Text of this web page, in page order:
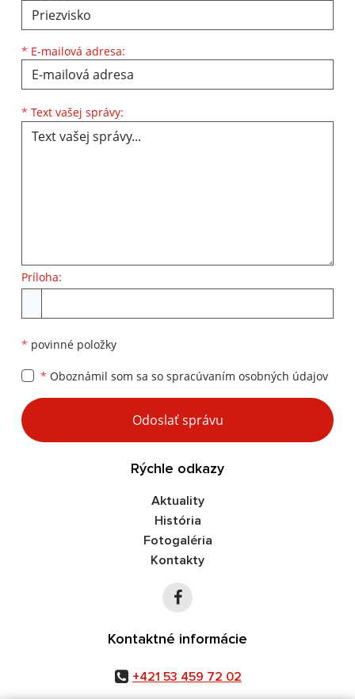
* E-mailová adresa:
* Text vašej správy:
Príloha:
* povinné položky
* Oboznámil som sa so spracúvaním osobných údajov
Google reCaptcha Response
Odoslať správu
Rýchle odkazy
Aktuality
História
Fotogaléria
Kontakty
Kontaktné informácie
+421 53 459 72 02